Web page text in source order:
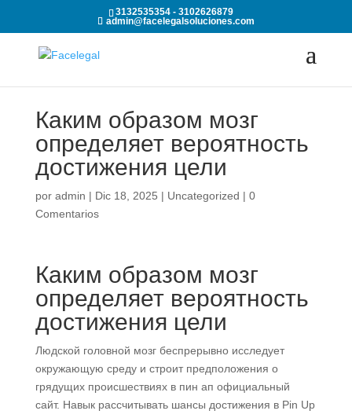
3132535354 - 3102626879
admin@facelegalsoluciones.com
Каким образом мозг
определяет вероятность
достижения цели
por admin | Dic 18, 2025 | Uncategorized | 0
Comentarios
Каким образом мозг
определяет вероятность
достижения цели
Людской головной мозг беспрерывно исследует
окружающую среду и строит предположения о
грядущих происшествиях в пин ап официальный
сайт. Навык рассчитывать шансы достижения в Pin Up